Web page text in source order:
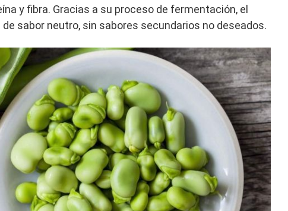
y fibra. Gracias a su proceso de fermentación, el
sabor neutro, sin sabores secundarios no deseados.